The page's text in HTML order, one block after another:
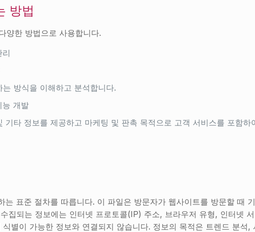
방법
양한 방법으로 사용합니다.
방식을 이해하고 분석합니다.
능 개발
기타 정보를 제공하고 마케팅 및 판촉 목적으로 고객 서비스를 포함
표준 절차를 따릅니다. 이 파일은 방문자가 웹사이트를 방문할 때
집되는 정보에는 인터넷 프로토콜(IP) 주소, 브라우저 유형, 인터넷
별이 가능한 정보와 연결되지 않습니다. 정보의 목적은 트렌드 분